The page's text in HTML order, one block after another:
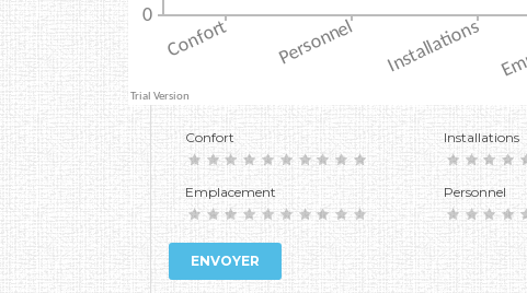
Confort
Emplacement
Installations
Personnel
ENVOYER